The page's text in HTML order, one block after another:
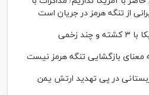
از تنگه هرمز در جریان است
زخمی
معنای بازگشایی تنگه هرمز نیست